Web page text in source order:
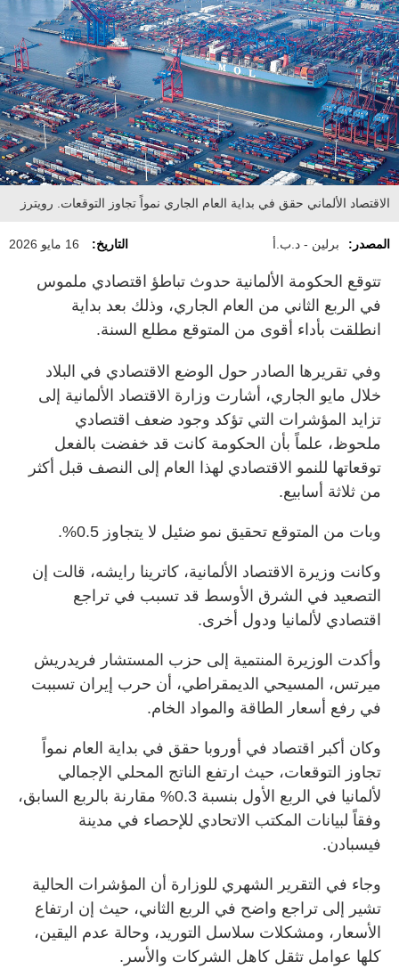
الاقتصاد الألماني حقق في بداية العام الجاري نمواً تجاوز التوقعات. رويترز
المصدر: برلين - د.ب.أ التاريخ: 16 مايو 2026
تتوقع الحكومة الألمانية حدوث تباطؤ اقتصادي ملموس
في الربع الثاني من العام الجاري، وذلك بعد بداية
انطلقت بأداء أقوى من المتوقع مطلع السنة.
وفي تقريرها الصادر حول الوضع الاقتصادي في البلاد
خلال مايو الجاري، أشارت وزارة الاقتصاد الألمانية إلى
تزايد المؤشرات التي تؤكد وجود ضعف اقتصادي
ملحوظ، علماً بأن الحكومة كانت قد خفضت بالفعل
توقعاتها للنمو الاقتصادي لهذا العام إلى النصف قبل أكثر
من ثلاثة أسابيع.
وبات من المتوقع تحقيق نمو ضئيل لا يتجاوز 0.5%.
وكانت وزيرة الاقتصاد الألمانية، كاترينا رايشه، قالت إن
التصعيد في الشرق الأوسط قد تسبب في تراجع
اقتصادي لألمانيا ودول أخرى.
وأكدت الوزيرة المنتمية إلى حزب المستشار فريدريش
ميرتس، المسيحي الديمقراطي، أن حرب إيران تسببت
في رفع أسعار الطاقة والمواد الخام.
وكان أكبر اقتصاد في أوروبا حقق في بداية العام نمواً
تجاوز التوقعات، حيث ارتفع الناتج المحلي الإجمالي
لألمانيا في الربع الأول بنسبة 0.3% مقارنة بالربع السابق،
وفقاً لبيانات المكتب الاتحادي للإحصاء في مدينة
فيسبادن.
وجاء في التقرير الشهري للوزارة أن المؤشرات الحالية
تشير إلى تراجع واضح في الربع الثاني، حيث إن ارتفاع
الأسعار، ومشكلات سلاسل التوريد، وحالة عدم اليقين،
كلها عوامل تثقل كاهل الشركات والأسر.